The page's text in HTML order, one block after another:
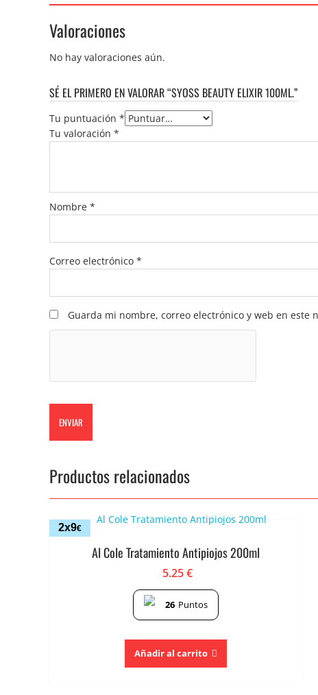
Valoraciones
No hay valoraciones aún.
SÉ EL PRIMERO EN VALORAR “SYOSS BEAUTY ELIXIR 100ML.”
Tu puntuación *
Tu valoración *
Nombre *
Correo electrónico *
Guarda mi nombre, correo electrónico y web en este
Productos relacionados
2x9€
Al Cole Tratamiento Antipiojos 200ml
5.25€
26 Puntos
Añadir al carrito